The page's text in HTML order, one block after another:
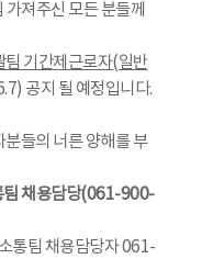
져주신 모든 분들께
기간제근로자(일반
공지 될 예정입니다.
들의 너른 양해를 부
팀 채용담당(061-900-
통팀 채용담당자 061-